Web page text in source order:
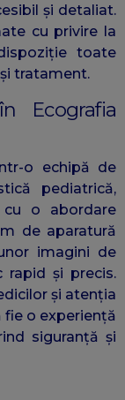
și detaliat.
cu privire la
toate
tratament.
Ecografia
o echipă de
pediatrică,
cu o abordare
de aparatură
imagini de
și precis.
și atenția
o experiență
siguranță și